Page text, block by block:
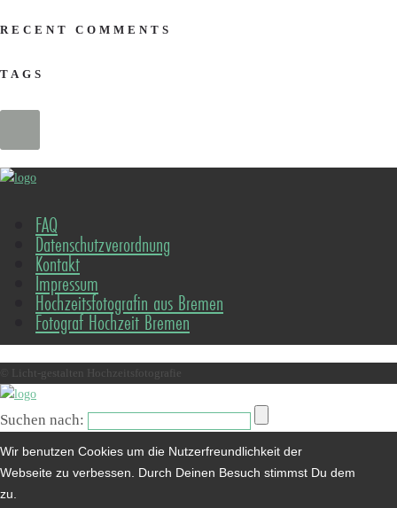
RECENT COMMENTS
TAGS
FAQ
Datenschutzverordnung
Kontakt
Impressum
Hochzeitsfotografin aus Bremen
Fotograf Hochzeit Bremen
© Licht-gestalten Hochzeitsfotografie
Suchen nach:
Wir benutzen Cookies um die Nutzerfreundlichkeit der
Webseite zu verbessen. Durch Deinen Besuch stimmst Du dem
zu.